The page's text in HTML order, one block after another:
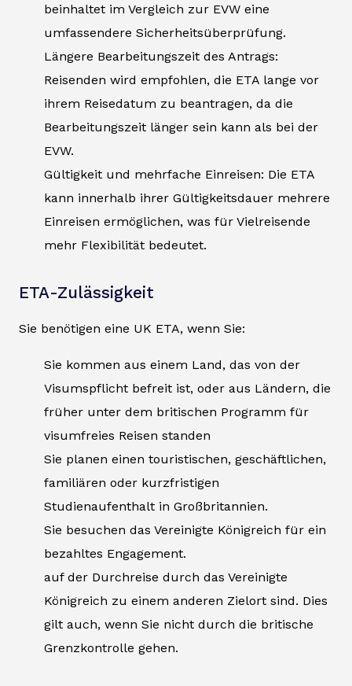
beinhaltet im Vergleich zur EVW eine
umfassendere Sicherheitsüberprüfung.
Längere Bearbeitungszeit des Antrags:
Reisenden wird empfohlen, die ETA lange vor
ihrem Reisedatum zu beantragen, da die
Bearbeitungszeit länger sein kann als bei der
EVW.
Gültigkeit und mehrfache Einreisen: Die ETA
kann innerhalb ihrer Gültigkeitsdauer mehrere
Einreisen ermöglichen, was für Vielreisende
mehr Flexibilität bedeutet.
ETA-Zulässigkeit
Sie benötigen eine UK ETA, wenn Sie:
Sie kommen aus einem Land, das von der
Visumspflicht befreit ist, oder aus Ländern, die
früher unter dem britischen Programm für
visumfreies Reisen standen
Sie planen einen touristischen, geschäftlichen,
familiären oder kurzfristigen
Studienaufenthalt in Großbritannien.
Sie besuchen das Vereinigte Königreich für ein
bezahltes Engagement.
auf der Durchreise durch das Vereinigte
Königreich zu einem anderen Zielort sind. Dies
gilt auch, wenn Sie nicht durch die britische
Grenzkontrolle gehen.